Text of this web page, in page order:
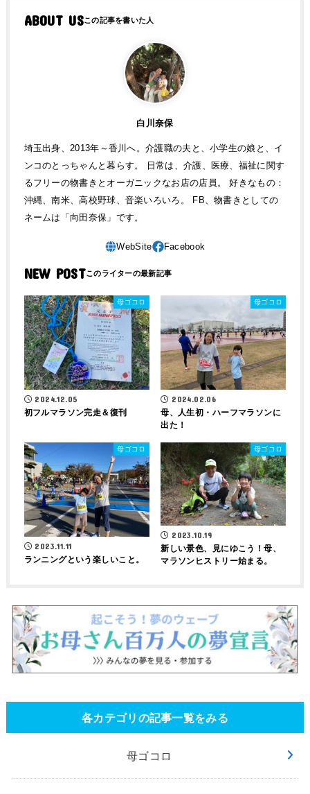
ABOUT US
白川奈保
埼玉出身、2013年～香川へ。介護職の夫と、小学生の娘と、イ
ンコのとっちゃんと暮らす。 日常は、介護、医療、福祉に関す
るフリーの物書きとオーガニックなお店の店員。 好きなもの：
沖縄、南米、高校野球、音楽いろいろ。 FB、物書きとしての
ネームは「向田奈保」です。
NEW POST
母ゴコロ
2024.12.05
初フルマラソン完走＆復刊
母ゴコロ
2024.02.06
母、人生初・ハーフマラソンに
出た！
母ゴコロ
2023.11.11
ランニングという楽しいこと。
母ゴコロ
2023.10.19
新しい景色、見にゆこう！母、
マラソンヒストリー始まる。
各カテゴリの記事一覧をみる
母ゴコロ